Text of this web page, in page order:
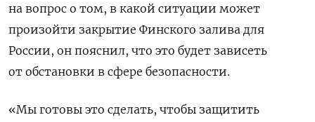
на вопрос о том, в какой ситуации может
произойти закрытие Финского залива для
России, он пояснил, что это будет зависеть
от обстановки в сфере безопасности.
«Мы готовы это сделать, чтобы защитить